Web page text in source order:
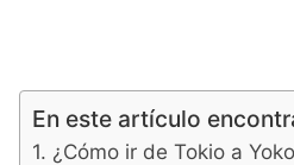
En este artículo
¿Cómo ir de Tokio a